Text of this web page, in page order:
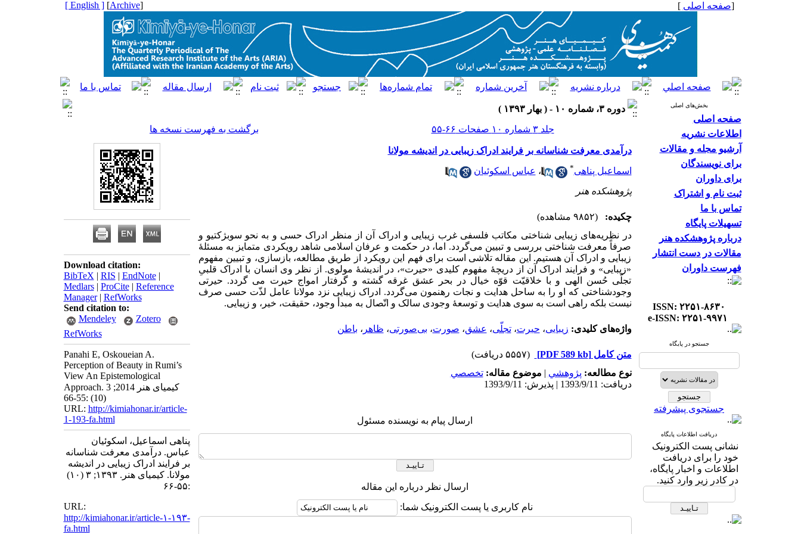
[صفحه اصلی ]
[
Archive
]
[ English ]
بخش‌های اصلی
صفحه اصلی
اطلاعات نشریه
آرشیو مجله و مقالات
برای نویسندگان
برای داوران
ثبت نام و اشتراک
تماس با ما
تسهیلات پایگاه
درباره پژوهشکده هنر
مقالات در دست انتشار
فهرست داوران
ISSN: ۲۲۵۱-۸۶۳۰
e-ISSN: ۲۲۵۱-۹۹۷۱
جستجو در پایگاه
جستجوی پیشرفته
دریافت اطلاعات پایگاه
نشانی پست الکترونیک
خود را برای دریافت
اطلاعات و اخبار پایگاه،
در کادر زیر وارد کنید.
دوره ۳، شماره ۱۰ - ( بهار ۱۳۹۳ )
جلد ۳ شماره ۱۰ صفحات ۶۶-۵۵
برگشت به فهرست نسخه ها
درآمدی معرفت شناسانه بر فرایند ادراک زیبایی در اندیشه مولانا
اسماعیل پناهی* ، عباس اسکوئیان
پژوهشکده هنر
چکیده:
(۹۸۵۲ مشاهده)
در نظریه‌های زیبایی شناختی مکاتب فلسفی غرب زیبایی و ادراک آن از منظر ادراک حسی و به نحو سوبژکتیو و
صرفاً معرفت شناختی بررسی و تبیین می‌گردد. اما، در حکمت و عرفان اسلامی شاهد رویکردی متمایز به مسئلۀ
زیبایی و ادراک آن هستیم. این مقاله تلاشی است برای فهم این رویکرد از طریق مطالعه، بازسازی، و تبیین مفهوم
«زیبایی» و فرایند ادراک آن از دریچۀ مفهوم کلیدی «حیرت»، در اندیشۀ مولوی. از نظر وی انسان با ادراک قلبیِ
تجلّی حُسن الهی و با خلاقیّت قوّه خیال در بحر عشق غرقه گشته و گرفتار امواج حیرت می گردد. حیرتی
وجودشناختی که او را به ساحل هدایت و نجات رهنمون می‌گردد. ادراک زیبایی نزد مولانا عامل لذّت حسی صرف
نیست بلکه راهی است به سوی هدایت و توسعۀ وجودی سالک و اتّصال به مبدأ وجود، حقیقت، خیر، و زیبایی.
واژه‌های کلیدی: زیبایی، حیرت،تجلّی، عشق، صورت، بی‌صورتی، ظاهر ، باطن
متن کامل[PDF 589 kb]
(۵۵۵۷ دریافت)
نوع مطالعه: پژوهشي | موضوع مقاله:تخصصي
دریافت: 1393/9/11 | پذیرش: 1393/9/11
ارسال پیام به نویسنده مسئول
ارسال نظر درباره این مقاله
نام کاربری یا پست الکترونیک شما:
Download citation:
BibTeX | RIS | EndNote|
Medlars| ProCite| Reference
Manager| RefWorks
Send citation to:
Mendeley
Zotero
RefWorks
Panahi E, Oskoueian A.
Perception of Beauty in Rumi’s
View An Epistemological
Approach. کیمیای هنر 2014; 3
(10) :55-66
URL: http://kimiahonar.ir/article-
1-193-fa.html
پناهی اسماعیل، اسکوئیان
عباس. درآمدی معرفت شناسانه
بر فرایند ادراک زیبایی در اندیشه
مولانا. کیمیای هنر. ۱۳۹۳; ۳ (۱۰)
:۵۵-۶۶
URL:
http://kimiahonar.ir/article-۱-۱۹۳-
fa.html